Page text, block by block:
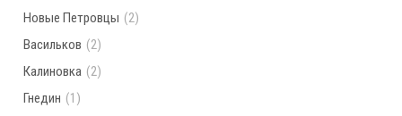
Новые Петровцы (2)
Васильков (2)
Калиновка (2)
Гнедин (1)